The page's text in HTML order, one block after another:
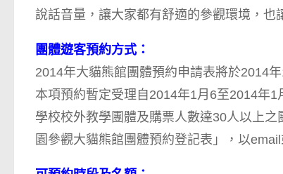
說話音量，讓大家都有舒適的參觀環境，也
團體遊客預約方式：
2014年大貓熊館團體預約申請表將於2014
本項預約暫定受理自2014年1月6至2014年
學校校外教學團體及購票人數達30人以上
園參觀大貓熊館團體預約登記表」，以